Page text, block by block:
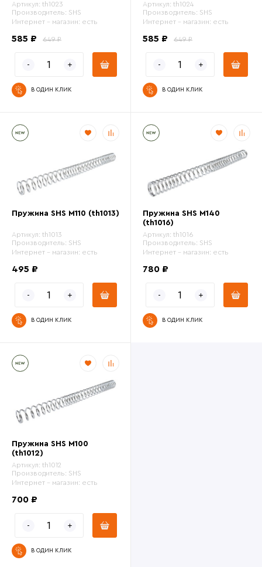
Артикул: th1023
Производитель: SHS
Интернет - магазин: есть
649 ₽
585 ₽
В ОДИН КЛИК
Артикул: th1024
Производитель: SHS
Интернет - магазин: есть
649 ₽
585 ₽
В ОДИН КЛИК
Пружина SHS M110 (th1013)
Артикул: th1013
Производитель: SHS
Интернет - магазин: есть
495 ₽
В ОДИН КЛИК
Пружина SHS M140
(th1016)
Артикул: th1016
Производитель: SHS
Интернет - магазин: есть
780 ₽
В ОДИН КЛИК
Пружина SHS M100
(th1012)
Артикул: th1012
Производитель: SHS
Интернет - магазин: есть
700 ₽
В ОДИН КЛИК